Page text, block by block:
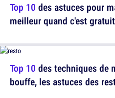
Top 10 des astuces pour
meilleur quand c'est gratuit
Top 10 des techniques de
bouffe, les astuces des